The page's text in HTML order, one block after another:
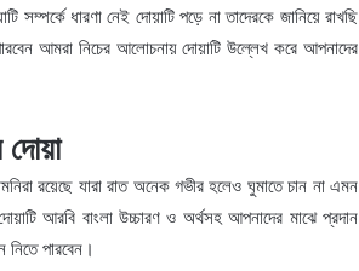
ধারণা নেই দোয়াটি পড়ে না তাদেরকে জানিয়ে রাখছি
আমরা নিচের আলোচনায় দোয়াটি উল্লেখ করে আপনাদের
দোয়া
রয়েছে যারা রাত অনেক গভীর হলেও ঘুমাতে চান না এমন
আরবি বাংলা উচ্চারণ ও অর্থসহ আপনাদের মাঝে প্রদান
পারবেন।